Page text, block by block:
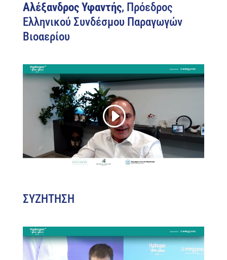
Αλέξανδρος Υφαντής, Πρόεδρος
Ελληνικού Συνδέσμου Παραγωγών
Βιοαερίου
ΣΥΖΗΤΗΣΗ